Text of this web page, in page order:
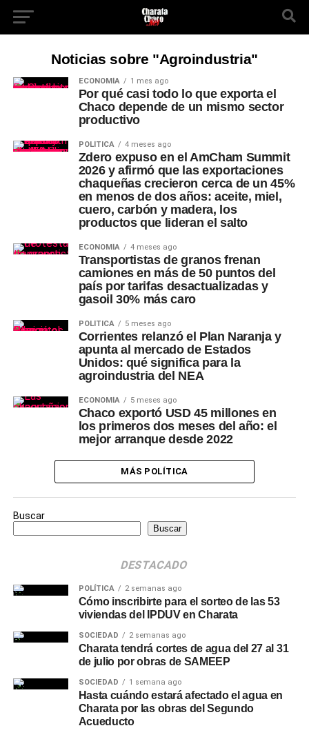
Noticias sobre "Agroindustria"
ECONOMÍA 1 mes ago
Por qué casi todo lo que exporta el
Chaco depende de un mismo sector
productivo
POLÍTICA 4 meses ago
Zdero expuso en el AmCham Summit
2026 y afirmó que las exportaciones
chaqueñas crecieron cerca de un 45%
en menos de dos años: aceite, miel,
cuero, carbón y madera, los
productos que lideran el salto
ECONOMÍA 4 meses ago
Transportistas de granos frenan
camiones en más de 50 puntos del
país por tarifas desactualizadas y
gasoil 30% más caro
POLÍTICA 5 meses ago
Corrientes relanzó el Plan Naranja y
apunta al mercado de Estados
Unidos: qué significa para la
agroindustria del NEA
ECONOMÍA 5 meses ago
Chaco exportó USD 45 millones en
los primeros dos meses del año: el
mejor arranque desde 2022
MÁS POLÍTICA
Buscar
Buscar
DESTACADO
POLÍTICA 2 semanas ago
Cómo inscribirte para el sorteo de las 53
viviendas del IPDUV en Charata
SOCIEDAD 2 semanas ago
Charata tendrá cortes de agua del 27 al 31
de julio por obras de SAMEEP
SOCIEDAD 1 semana ago
Hasta cuándo estará afectado el agua en
Charata por las obras del Segundo
Acueducto